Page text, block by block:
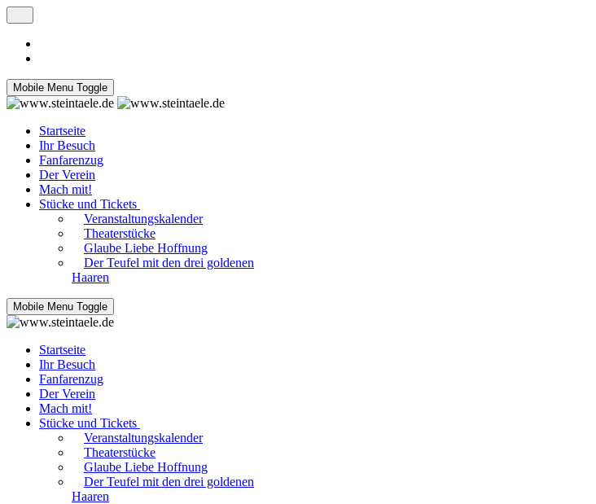
Mobile Menu Toggle
Startseite
Ihr Besuch
Fanfarenzug
Der Verein
Mach mit!
Stücke und Tickets
Veranstaltungskalender
Theaterstücke
Glaube Liebe Hoffnung
Der Teufel mit den drei goldenen
Haaren
Mobile Menu Toggle
Startseite
Ihr Besuch
Fanfarenzug
Der Verein
Mach mit!
Stücke und Tickets
Veranstaltungskalender
Theaterstücke
Glaube Liebe Hoffnung
Der Teufel mit den drei goldenen
Haaren